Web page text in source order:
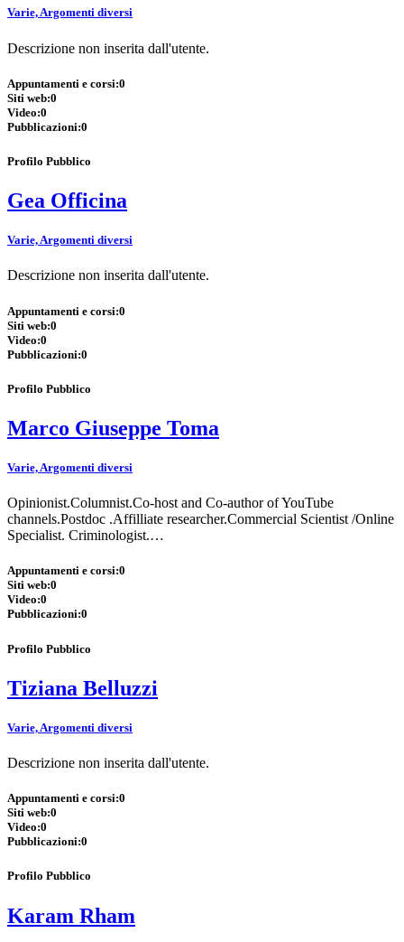
Varie, Argomenti diversi
Descrizione non inserita dall'utente.
Appuntamenti e corsi:0
Siti web:0
Video:0
Pubblicazioni:0
Profilo Pubblico
Gea Officina
Varie, Argomenti diversi
Descrizione non inserita dall'utente.
Appuntamenti e corsi:0
Siti web:0
Video:0
Pubblicazioni:0
Profilo Pubblico
Marco Giuseppe Toma
Varie, Argomenti diversi
Opinionist.Columnist.Co-host and Co-author of YouTube
channels.Postdoc .Affilliate researcher.Commercial Scientist /Online
Specialist. Criminologist.…
Appuntamenti e corsi:0
Siti web:0
Video:0
Pubblicazioni:0
Profilo Pubblico
Tiziana Belluzzi
Varie, Argomenti diversi
Descrizione non inserita dall'utente.
Appuntamenti e corsi:0
Siti web:0
Video:0
Pubblicazioni:0
Profilo Pubblico
Karam Rham